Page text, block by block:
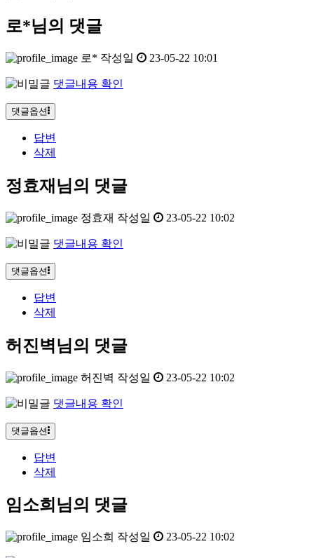
로*님의 댓글
로* 작성일 23-05-22 10:01
댓글내용 확인
댓글옵션
답변
삭제
정효재님의 댓글
정효재 작성일 23-05-22 10:02
댓글내용 확인
댓글옵션
답변
삭제
허진벽님의 댓글
허진벽 작성일 23-05-22 10:02
댓글내용 확인
댓글옵션
답변
삭제
임소희님의 댓글
임소희 작성일 23-05-22 10:02